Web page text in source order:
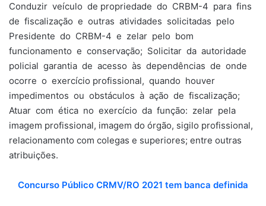
Conduzir veículo de propriedade do CRBM-4 para fins
de fiscalização e outras atividades solicitadas pelo
Presidente do CRBM-4 e zelar pelo bom
funcionamento e conservação; Solicitar da autoridade
policial garantia de acesso às dependências de onde
ocorre o exercício profissional, quando houver
impedimentos ou obstáculos à ação de fiscalização;
Atuar com ética no exercício da função: zelar pela
imagem profissional, imagem do órgão, sigilo profissional,
relacionamento com colegas e superiores; entre outras
atribuições.
Concurso Público CRMV/RO 2021 tem banca definida